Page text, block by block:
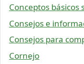
Conceptos básicos
Consejos e
Consejos para
Cornejo